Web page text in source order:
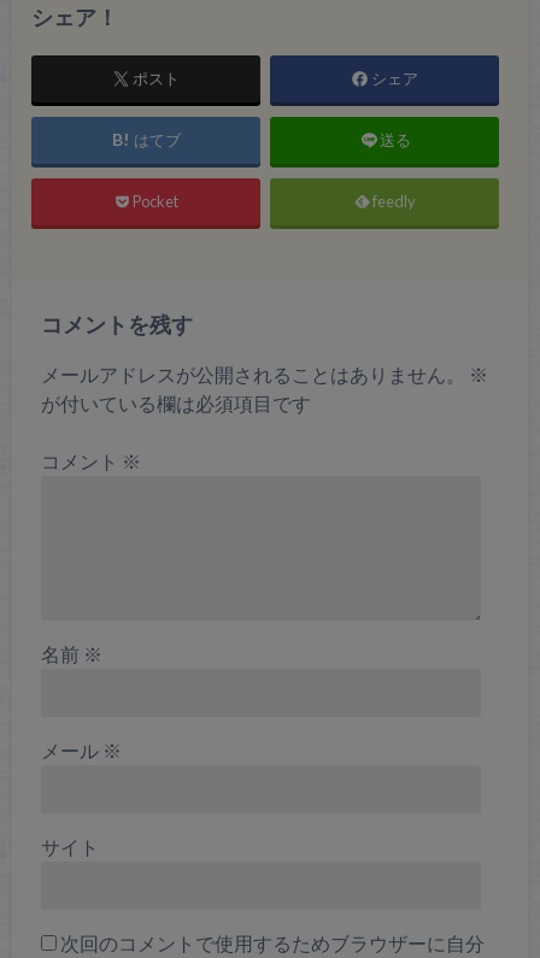
シェア！
ポスト シェア
はてブ 送る
Pocket feedly
コメントを残す
メールアドレスが公開されることはありません。
※
が付いている欄は必須項目です
コメント ※
名前 ※
メール ※
サイト
次回のコメントで使用するためブラウザーに自分